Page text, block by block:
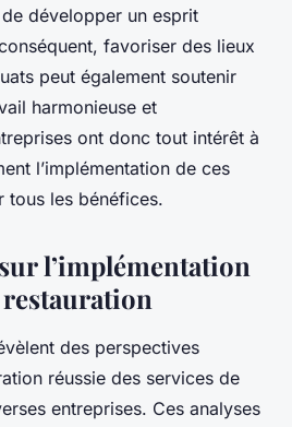
développer un esprit
favoriser des lieux
peut également soutenir
harmonieuse et
ont donc tout intérêt à
l’implémentation de ces
tous les bénéfices.
l’implémentation
restauration
des perspectives
réussie des services de
entreprises. Ces analyses